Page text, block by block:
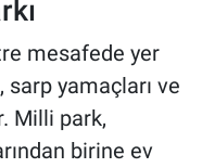
mesafede yer
yamaçları ve
Milli park,
birine ev